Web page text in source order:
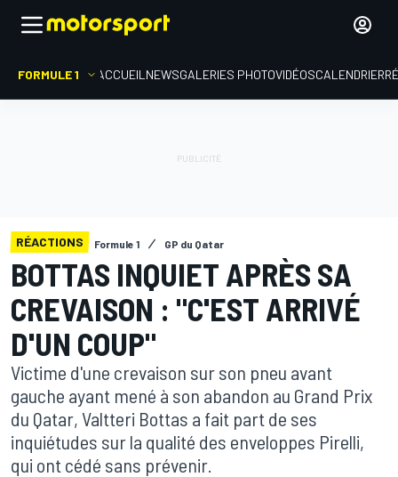
FORMULE 1 ACCUEIL NEWSGALERIES PHOTOVIDÉOSCALENDRIER
RÉACTIONS Formule 1 GP du Qatar
BOTTAS INQUIET APRÈS SA
CREVAISON : "C'EST ARRIVÉ
D'UN COUP"
Victime d'une crevaison sur son pneu avant
gauche ayant mené à son abandon au Grand Prix
du Qatar, Valtteri Bottas a fait part de ses
inquiétudes sur la qualité des enveloppes Pirelli,
qui ont cédé sans prévenir.